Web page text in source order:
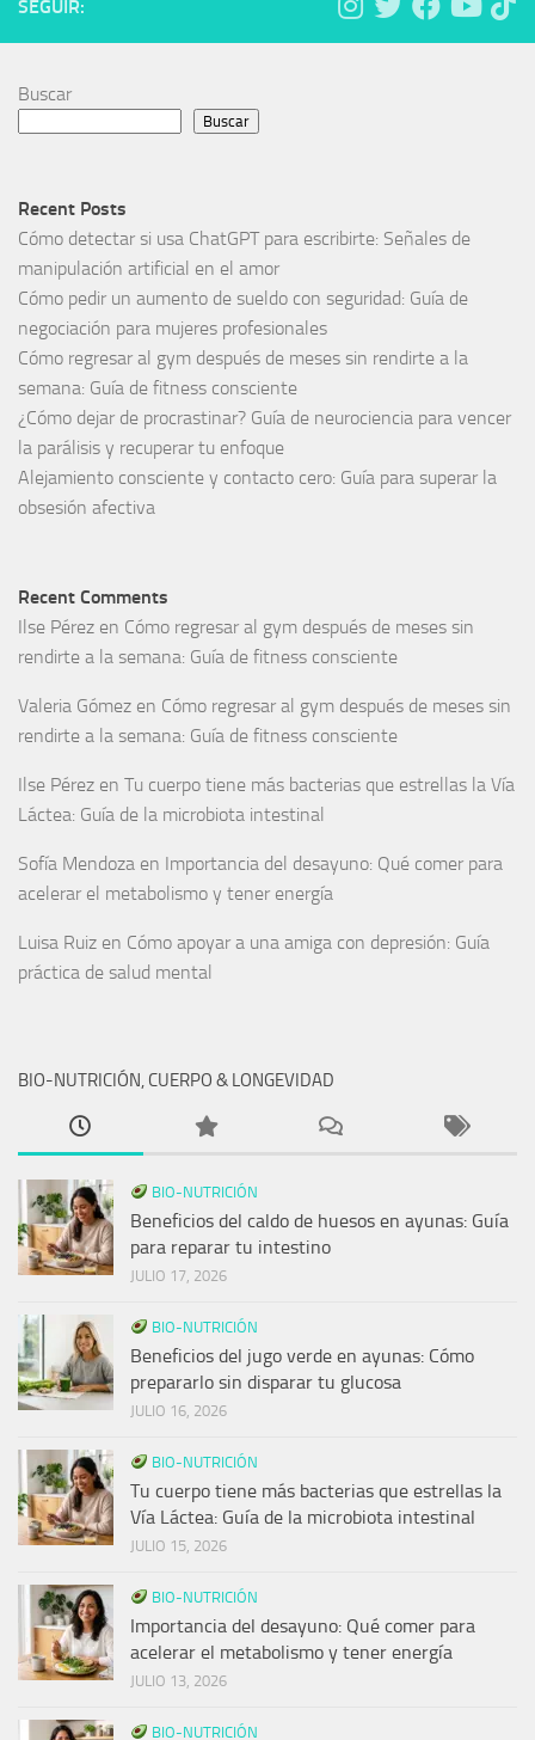
SEGUIR:
Buscar
Buscar
Recent Posts
Cómo detectar si usa ChatGPT para escribirte: Señales de
manipulación artificial en el amor
Cómo pedir un aumento de sueldo con seguridad: Guía de
negociación para mujeres profesionales
Cómo regresar al gym después de meses sin rendirte a la
semana: Guía de fitness consciente
¿Cómo dejar de procrastinar? Guía de neurociencia para vencer
la parálisis y recuperar tu enfoque
Alejamiento consciente y contacto cero: Guía para superar la
obsesión afectiva
Recent Comments
Ilse Pérez en Cómo regresar al gym después de meses sin
rendirte a la semana: Guía de fitness consciente
Valeria Gómez en Cómo regresar al gym después de meses sin
rendirte a la semana: Guía de fitness consciente
Ilse Pérez en Tu cuerpo tiene más bacterias que estrellas la Vía
Láctea: Guía de la microbiota intestinal
Sofía Mendoza en Importancia del desayuno: Qué comer para
acelerar el metabolismo y tener energía
Luisa Ruiz en Cómo apoyar a una amiga con depresión: Guía
práctica de salud mental
BIO-NUTRICIÓN, CUERPO & LONGEVIDAD
BIO-NUTRICIÓN
Beneficios del caldo de huesos en ayunas: Guía
para reparar tu intestino
JULIO 17, 2026
BIO-NUTRICIÓN
Beneficios del jugo verde en ayunas: Cómo
prepararlo sin disparar tu glucosa
JULIO 16, 2026
BIO-NUTRICIÓN
Tu cuerpo tiene más bacterias que estrellas la
Vía Láctea: Guía de la microbiota intestinal
JULIO 15, 2026
BIO-NUTRICIÓN
Importancia del desayuno: Qué comer para
acelerar el metabolismo y tener energía
JULIO 13, 2026
BIO-NUTRICIÓN